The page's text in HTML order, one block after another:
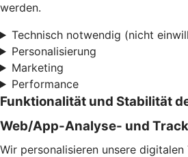
werden.
Technisch notwendig (nicht
Personalisierung
Marketing
Performance
Funktionalität und Stabilität
Web/App-Analyse- und
Wir personalisieren unsere digitalen